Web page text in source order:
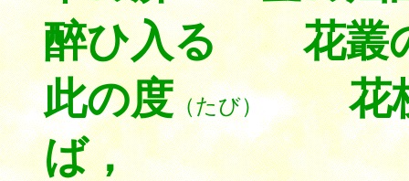
醉ひ入る 花叢
此の度（たび）花
ば，